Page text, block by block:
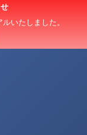
いたしました。